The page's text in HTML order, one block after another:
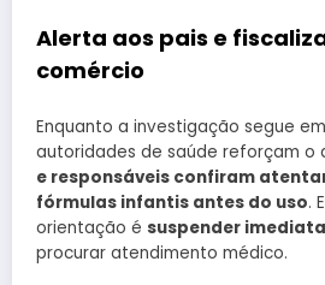
Alerta aos pais e
comércio
Enquanto a investigação segue
autoridades de saúde reforçam o
e responsáveis confiram
fórmulas infantis antes do uso.
orientação é suspender
procurar atendimento médico.